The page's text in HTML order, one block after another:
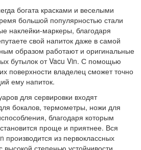
богата красками и веселыми
большой популярностью стали
наклейки-маркеры, благодаря
свой напиток даже в самой
образом работают и оригинальные
бутылок от Vacu Vin. С помощью
поверхности владелец сможет точно
ему напиток.
для сервировки входят
бокалов, термометры, ножи для
благодаря которым
проще и приятнее. Вся
производится из первоклассных
степенью устойчивости